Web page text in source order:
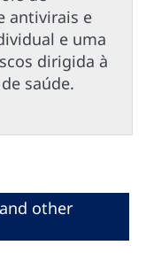
antivirais e
e uma
dirigida à
saúde.
and other